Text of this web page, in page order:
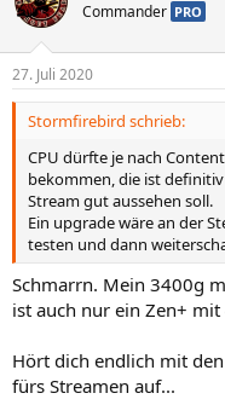
Commander PRO
27. Juli 2020
Stormfirebird schrieb:
CPU dürfte je nach
bekommen, die ist
Stream gut aussehen soll.
Ein upgrade wäre an der
testen und dann
Schmarrn. Mein 3400g
ist auch nur ein Zen+
Hört dich endlich mit
fürs Streamen auf...